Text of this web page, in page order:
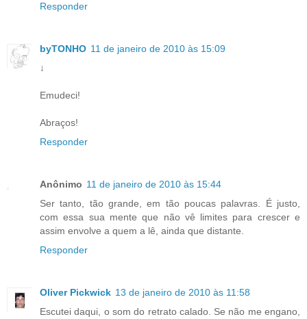
Responder
byTONHO 11 de janeiro de 2010 às 15:09
↓
Emudeci!
Abraços!
Responder
Anônimo 11 de janeiro de 2010 às 15:44
Ser tanto, tão grande, em tão poucas palavras. É justo,
com essa sua mente que não vê limites para crescer e
assim envolve a quem a lê, ainda que distante.
Responder
Oliver Pickwick 13 de janeiro de 2010 às 11:58
Escutei daqui, o som do retrato calado. Se não me engano,